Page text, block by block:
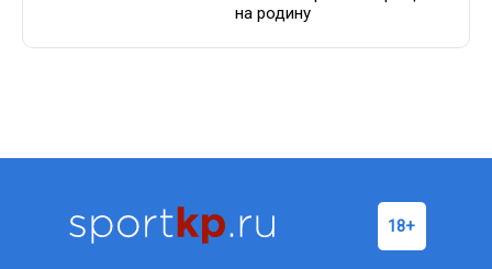
на родину